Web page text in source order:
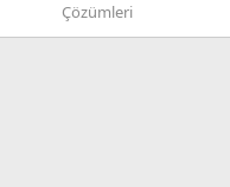
Çözümleri